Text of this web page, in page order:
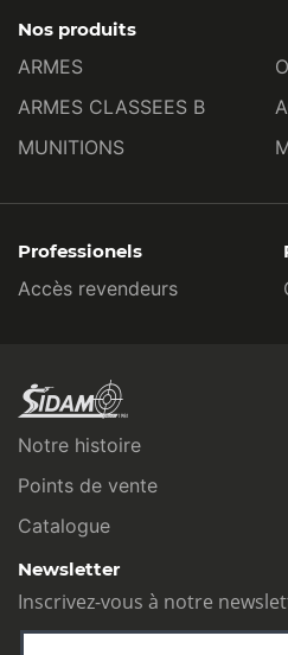
Nos produits
ARMES
ARMES CLASSEES B
MUNITIONS
Professionels
Accès revendeurs
Notre histoire
Points de vente
Catalogue
Newsletter
Inscrivez-vous à notre